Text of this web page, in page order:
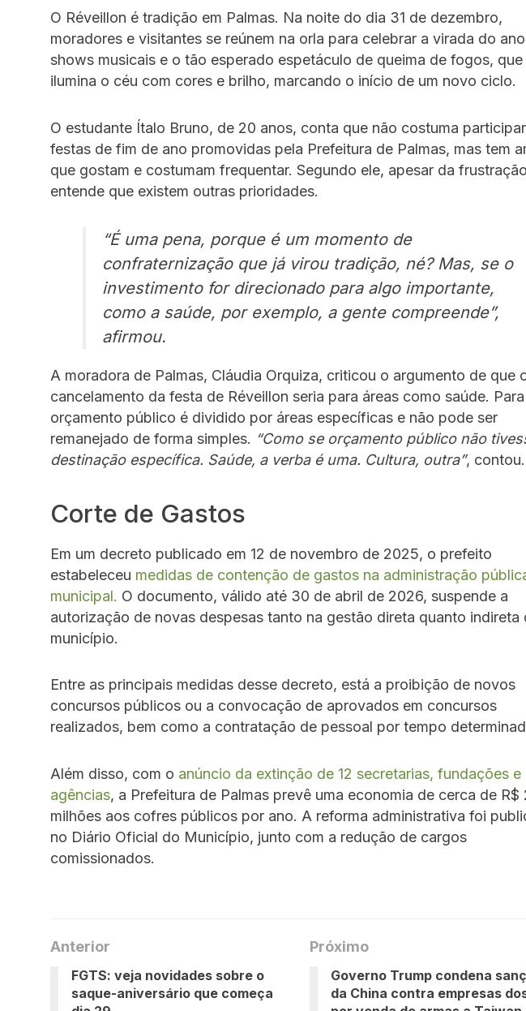
O Réveillon é tradição em Palmas. Na noite do dia 31 de dezembro,
moradores e visitantes se reúnem na orla para celebrar a virada do
shows musicais e o tão esperado espetáculo de queima de fogos, que
ilumina o céu com cores e brilho, marcando o início de um novo ciclo.
O estudante Ítalo Bruno, de 20 anos, conta que não costuma
festas de fim de ano promovidas pela Prefeitura de Palmas, mas tem
que gostam e costumam frequentar. Segundo ele, apesar da
entende que existem outras prioridades.
“É uma pena, porque é um momento de
confraternização que já virou tradição, né? Mas, se o
investimento for direcionado para algo importante,
como a saúde, por exemplo, a gente compreende”,
afirmou.
A moradora de Palmas, Cláudia Orquiza, criticou o argumento de que
cancelamento da festa de Réveillon seria para áreas como saúde.
orçamento público é dividido por áreas específicas e não pode ser
remanejado de forma simples. “Como se orçamento público não
destinação específica. Saúde, a verba é uma. Cultura, outra”, contou.
Corte de Gastos
Em um decreto publicado em 12 de novembro de 2025, o prefeito
estabeleceu medidas de contenção de gastos na administração
municipal. O documento, válido até 30 de abril de 2026, suspende a
autorização de novas despesas tanto na gestão direta quanto indireta
município.
Entre as principais medidas desse decreto, está a proibição de novos
concursos públicos ou a convocação de aprovados em concursos
realizados, bem como a contratação de pessoal por tempo
Além disso, com o anúncio da extinção de 12 secretarias, fundações e
agências, a Prefeitura de Palmas prevê uma economia de cerca de R$
milhões aos cofres públicos por ano. A reforma administrativa foi
no Diário Oficial do Município, junto com a redução de cargos
comissionados.
Anterior
FGTS: veja novidades sobre o
saque-aniversário que começa
Próximo
Governo Trump condena
da China contra empresas